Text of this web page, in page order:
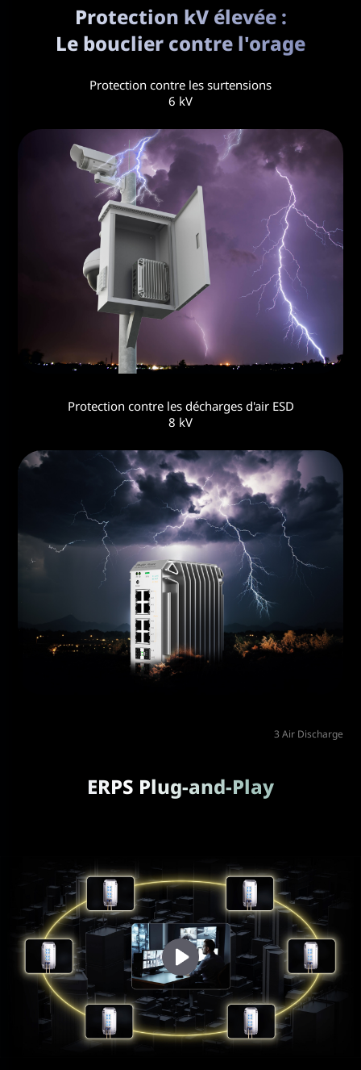
Protection kV élevée :
Le bouclier contre l'orage
Protection contre les surtensions
6 kV
Protection contre les décharges d'air ESD
8 kV
3 Air Discharge
ERPS Plug-and-Play